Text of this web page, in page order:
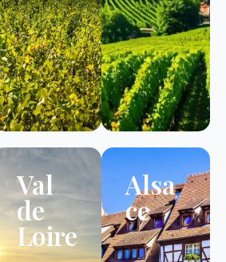
Val
de
Loire
Alsa
ce